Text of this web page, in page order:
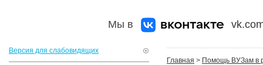
Мы в
Версия для слабовидящих
Главная > Помощь ВУЗам в